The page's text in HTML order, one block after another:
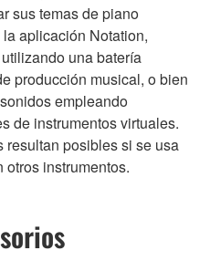
sus temas de piano
aplicación Notation,
una batería
producción musical, o bien
empleando
de instrumentos virtuales.
resultan posibles si se usa
instrumentos.